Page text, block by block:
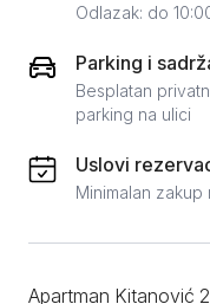
Odlazak: do
Parking i
Besplatan
parking na ulici
Uslovi
Minimalan zakup
Apartman Kitanović